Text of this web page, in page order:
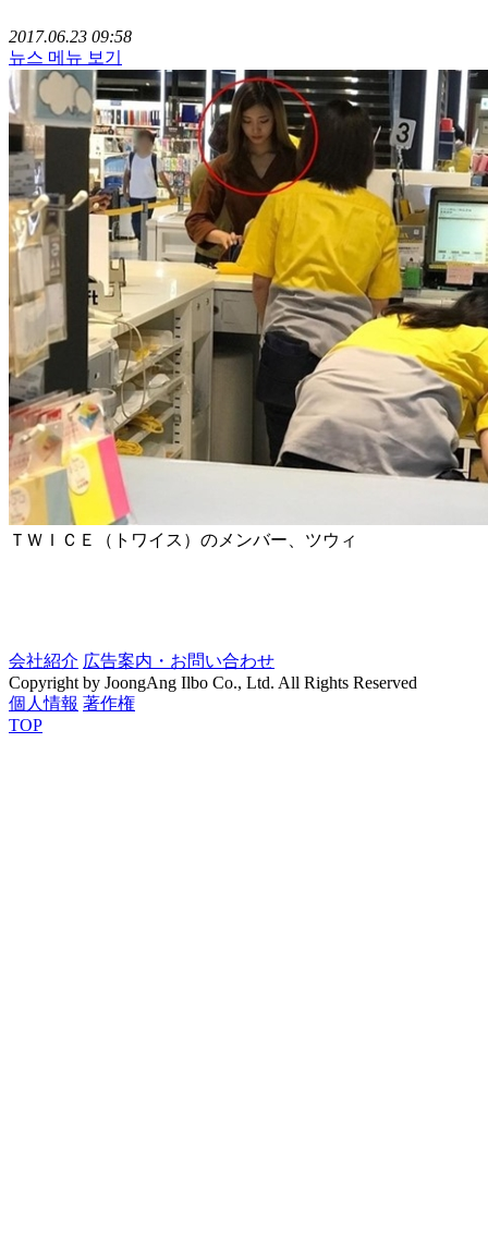
2017.06.23 09:58
뉴스 메뉴 보기
ＴＷＩＣＥ（トワイス）のメンバー、ツウィ
会社紹介 広告案内・お問い合わせ
Copyright by JoongAng Ilbo Co., Ltd. All Rights Reserved
個人情報 著作権
TOP